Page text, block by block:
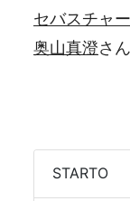
セバスチャ
奥山真澄さ
STARTO